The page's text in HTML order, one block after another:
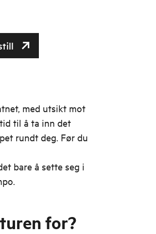
med utsikt mot
til å ta inn det
rundt deg. Før du
bare å sette seg i
for?